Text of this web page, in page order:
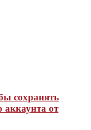
сохранять
аккаунта от